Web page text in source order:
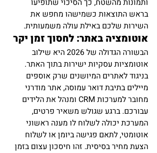
ותמונות מהשטח, כך הסיכוי שתופיעו
בראש התוצאות כשמישהו מחפש את
השירות שלכם באילת עולה משמעותית.
אוטומציה באתר: לחסוך זמן יקר
הבשורה הגדולה של 2026 היא שילוב
אוטומציות עסקיות ישירות בתוך האתר.
בניגוד לאתרים המיושנים שרק אוספים
מיילים בתיבת דואר עמוסה, אתר מודרני
מחובר למערכות CRM ומנהל את הלידים
עבורכם. ברגע שגולש משאיר פרטים,
המערכת יכולה לשלוח לו מענה ראשוני
אוטומטי, לתאם פגישה ביומן או לשלוח
הצעת מחיר בסיסית. זהו חיסכון עצום בזמן